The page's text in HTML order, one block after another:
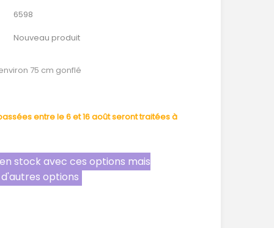
6598
Nouveau produit
75 cm gonflé
entre le 6 et 16 août seront traitées à
stock avec ces options mais
options